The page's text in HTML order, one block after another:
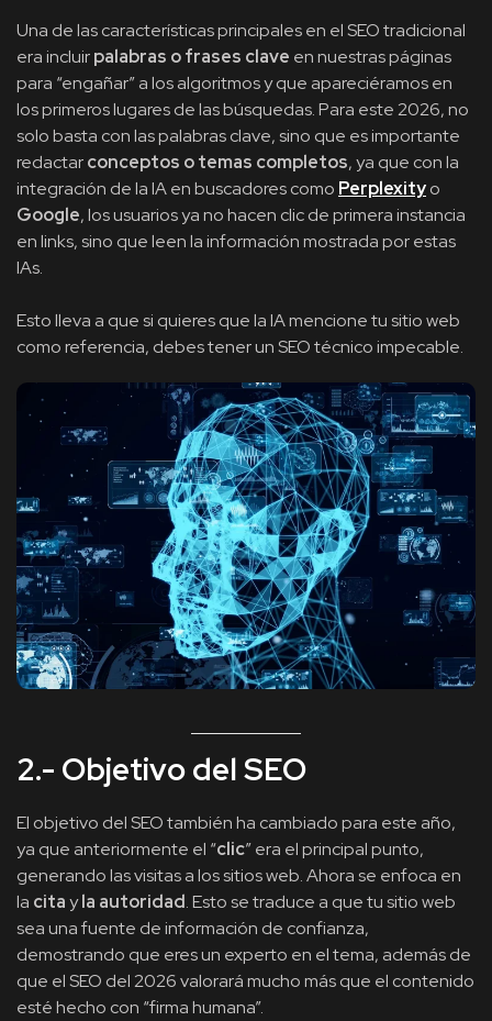
Una de las características principales en el SEO tradicional
era incluirpalabras o frases clave en nuestras páginas
para “engañar” a los algoritmos y que apareciéramos en
los primeros lugares de las búsquedas. Para este 2026, no
solo basta con las palabras clave, sino que es importante
redactarconceptos o temas completos, ya que con la
integración de la IA en buscadores como Perplexityo
Google, los usuarios ya no hacen clic de primera instancia
en links, sino que leen la información mostrada por estas
IAs.
Esto lleva a que si quieres que la IA mencione tu sitio web
como referencia, debes tener un SEO técnico impecable.
2.- Objetivo del SEO
El objetivo del SEO también ha cambiado para este año,
ya que anteriormente el “clic” era el principal punto,
generando las visitas a los sitios web. Ahora se enfoca en
la citayla autoridad. Esto se traduce a que tu sitio web
sea una fuente de información de confianza,
demostrando que eres un experto en el tema, además de
que el SEO del 2026 valorará mucho más que el contenido
esté hecho con “firma humana”.